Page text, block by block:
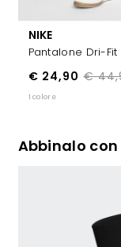
NIKE
Pantalone Dri-
€
€ 24,90
1 colore
Abbinalo con